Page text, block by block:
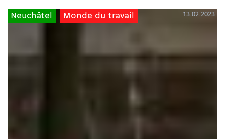
Neuchâtel Monde du travail 13.02.2023